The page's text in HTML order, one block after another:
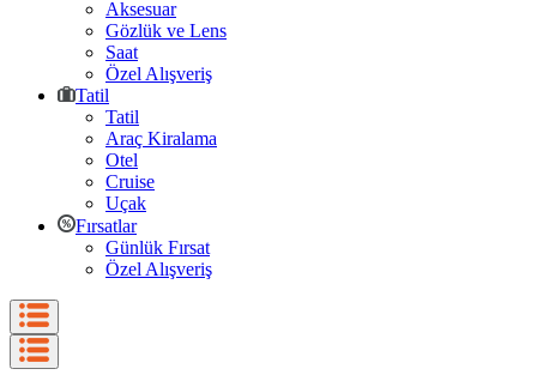
Aksesuar
Gözlük ve Lens
Saat
Özel Alışveriş
Tatil
Tatil
Araç Kiralama
Otel
Cruise
Uçak
Fırsatlar
Günlük Fırsat
Özel Alışveriş